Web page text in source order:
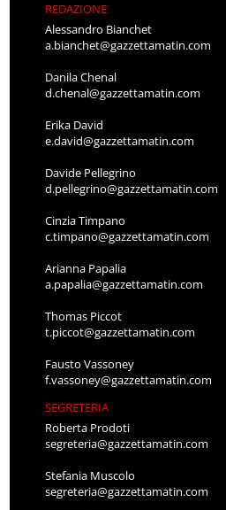
REDAZIONE
Alessandro Bianchet
a.bianchet@gazzettamatin.com
Danila Chenal
d.chenal@gazzettamatin.com
Erika David
e.david@gazzettamatin.com
Davide Pellegrino
d.pellegrino@gazzettamatin.com
Cinzia Timpano
c.timpano@gazzettamatin.com
Arianna Papalia
a.papalia@gazzettamatin.com
Thomas Piccot
t.piccot@gazzettamatin.com
Fausto Vassoney
f.vassoney@gazzettamatin.com
SEGRETERIA
Roberta Prodoti
segreteria@gazzettamatin.com
Stefania Muscolo
segreteria@gazzettamatin.com